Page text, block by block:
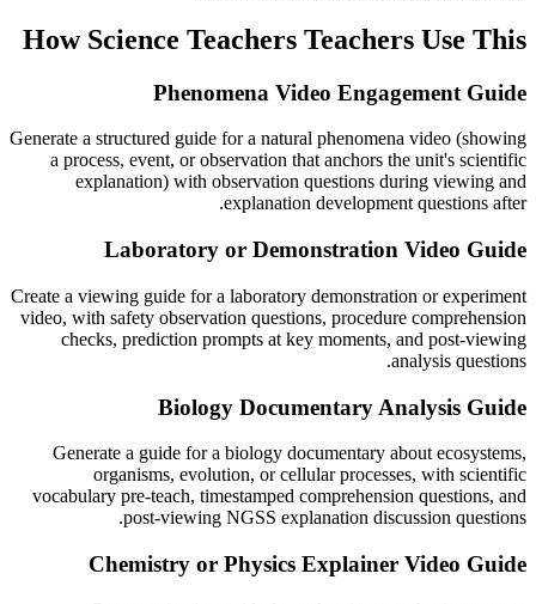
How Science Teachers Teachers Use This
Phenomena Video Engagement Guide
Generate a structured guide for a natural phenomena video (showing
a process, event, or observation that anchors the unit's scientific
explanation) with observation questions during viewing and
explanation development questions after.
Laboratory or Demonstration Video Guide
Create a viewing guide for a laboratory demonstration or experiment
video, with safety observation questions, procedure comprehension
checks, prediction prompts at key moments, and post-viewing
analysis questions.
Biology Documentary Analysis Guide
Generate a guide for a biology documentary about ecosystems,
organisms, evolution, or cellular processes, with scientific
vocabulary pre-teach, timestamped comprehension questions, and
post-viewing NGSS explanation discussion questions.
Chemistry or Physics Explainer Video Guide